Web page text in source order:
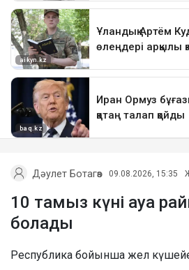
Дәулет Ботагөз 09.08.2026, 15:35
10 тамыз күні ауа
болады
Республика бойынша жел